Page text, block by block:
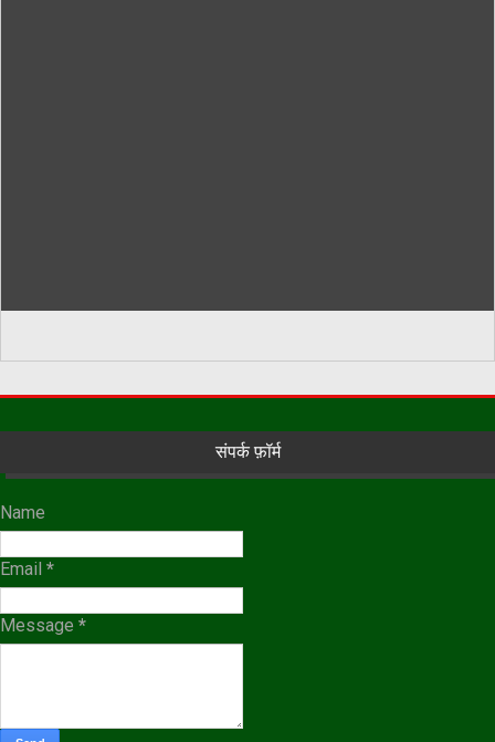
संपर्क फ़ॉर्म
Name
Email *
Message *